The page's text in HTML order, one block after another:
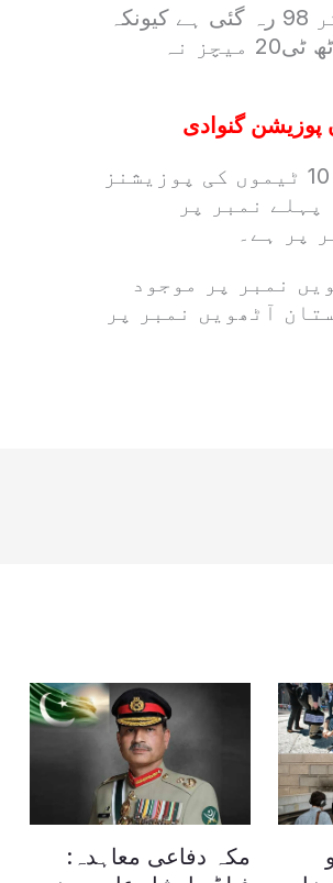
آئی سی سی رینکنگ میں شامل ٹیموں کی تعداد 102 سے کم ہوکر 98 رہ گئی ہے کیونکہ
فجی، گیمبیا، یونان اور اسرائیل گزشتہ تین برسوں میں مطلوبہ آٹھ ٹی20 میچز نہ
دوسری جانب آئی سی سی ویمنز ٹی 20 سالانہ رینکنگ میں ٹاپ 10 ٹیموں کی پوزیشنز
نمبر پر
پر ہے۔
نمبر پر موجود
آٹھویں نمبر پر
مکہ دفاعی معاہدہ: